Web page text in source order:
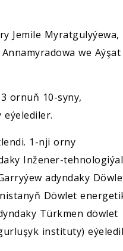
Jemile Myratgulyýewa,
we Aýşat
ornuň 10-syny,
1-nji orny
Inžener-
adyndaky
Döwlet
Türkmen döwlet
instituty)